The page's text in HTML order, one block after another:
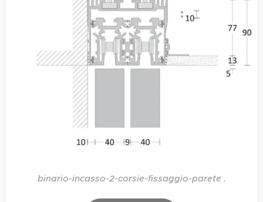
binario-incasso-2-corsie-fissaggio-parete .